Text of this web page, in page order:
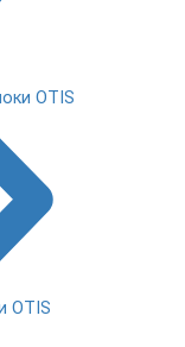
OTIS
OTIS